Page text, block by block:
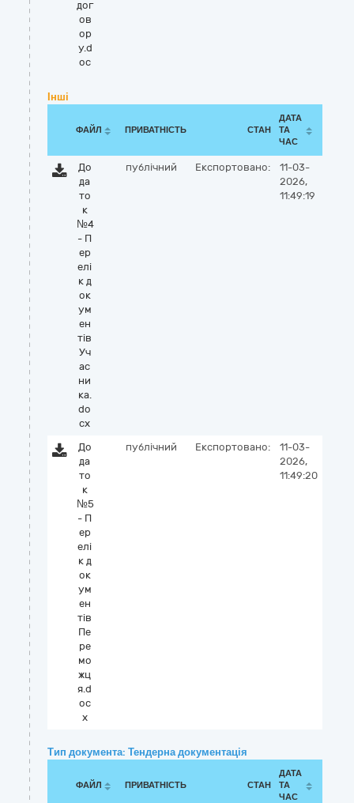
дог
ов
ор
у.d
oc
Інші
ФАЙЛ ПРИВАТНІСТЬ СТАН
ДАТА
ТА
ЧАС
До
да
то
к
№4
- П
ер
елі
к д
ок
ум
ен
тів
Уч
ас
ни
ка.
do
cx
публічний Експортовано:
11-03-
2026,
11:49:19
До
да
то
к
№5
- П
ер
елі
к д
ок
ум
ен
тів
Пе
ре
мо
жц
я.d
oc
x
публічний Експортовано:
11-03-
2026,
11:49:20
Тип документа: Тендерна документація
ФАЙЛ ПРИВАТНІСТЬ СТАН
ДАТА
ТА
ЧАС